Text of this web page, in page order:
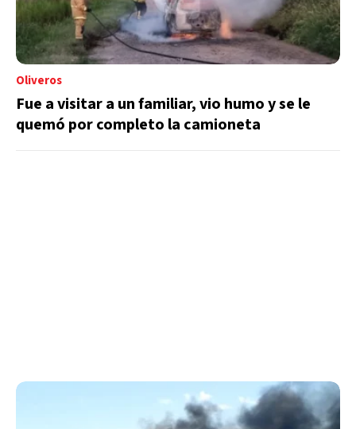
Oliveros
Fue a visitar a un familiar, vio humo y se le
quemó por completo la camioneta